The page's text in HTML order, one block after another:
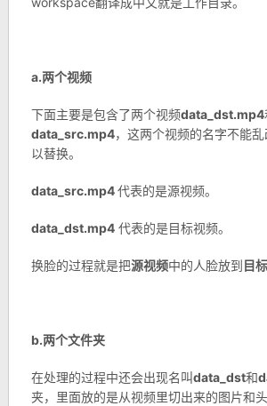
a.两个视频
下面主要是包含了两个视频data_dst.mp4
data_src.mp4，这两个视频的名字不能
以替换。
data_src.mp4代表的是源视频。
data_dst.mp4代表的是目标视频。
换脸的过程就是把源视频中的人脸放到目
b.两个文件夹
在处理的过程中还会出现名叫data_dst和
夹，里面放的是从视频里切出来的图片和头